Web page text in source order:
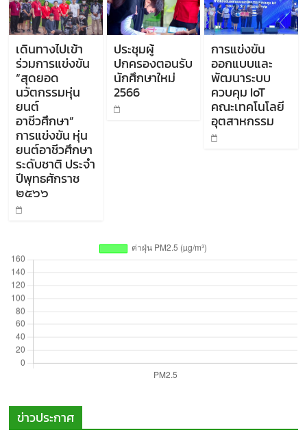
เดินทางไปเข้า
ร่วมการแข่งขัน
“สุดยอด
นวัตกรรมหุ่น
ยนต์
อาชีวศึกษา”
การแข่งขัน หุ่น
ยนต์อาชีวศึกษา
ระดับชาติ ประจำ
ปีพุทธศักราช
๒๕๖๖
ประชุมผู้
ปกครองตอนรับ
นักศึกษาใหม่
2566
การแข่งขัน
ออกแบบและ
พัฒนาระบบ
ควบคุม IoT
คณะเทคโนโลยี
อุตสาหกรรม
ข่าวประกาศ